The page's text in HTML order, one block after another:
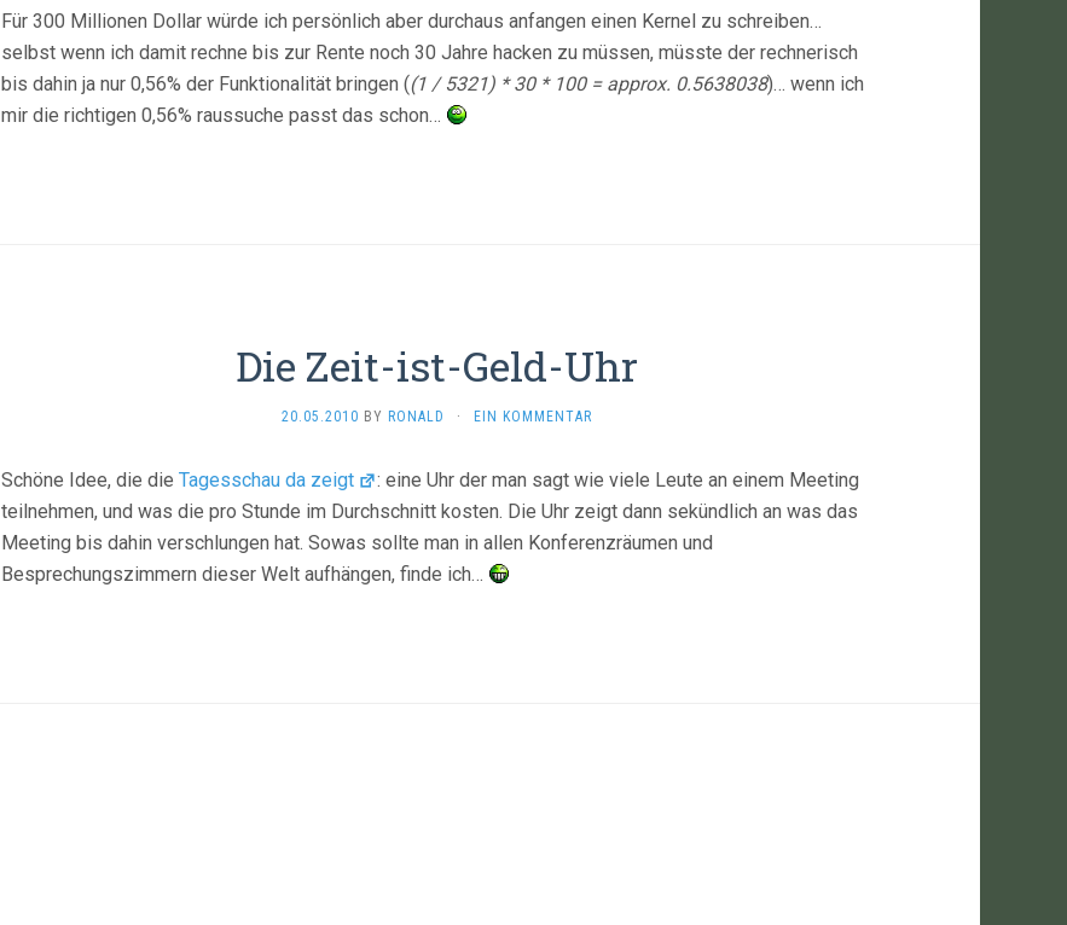
Für 300 Millionen Dollar würde ich persönlich aber durchaus anfangen einen Kernel zu schreiben…
selbst wenn ich damit rechne bis zur Rente noch 30 Jahre hacken zu müssen, müsste der rechnerisch
bis dahin ja nur 0,56% der Funktionalität bringen ((1 / 5321) * 30 * 100 = approx. 0.5638038)… wenn ich
mir die richtigen 0,56% raussuche passt das schon…
Die Zeit-ist-Geld-Uhr
20.05.2010 BY RONALD · EIN KOMMENTAR
Schöne Idee, die die Tagesschau da zeigt
: eine Uhr der man sagt wie viele Leute an einem Meeting
teilnehmen, und was die pro Stunde im Durchschnitt kosten. Die Uhr zeigt dann sekündlich an was das
Meeting bis dahin verschlungen hat. Sowas sollte man in allen Konferenzräumen und
Besprechungszimmern dieser Welt aufhängen, finde ich…